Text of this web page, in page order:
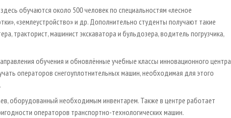
обучаются около 500 человек по специальностям «лесное
«землеустройство» и др. Дополнительно студенты получают такие
тракторист, машинист экскаватора и бульдозера, водитель погрузчика,
обучения и обновлённые учебные классы инновационного центра
операторов снегоуплотнительных машин, необходимая для этого
оборудованный необходимым инвентарем. Также в центре работает
операторов транспортно-технологических машин.